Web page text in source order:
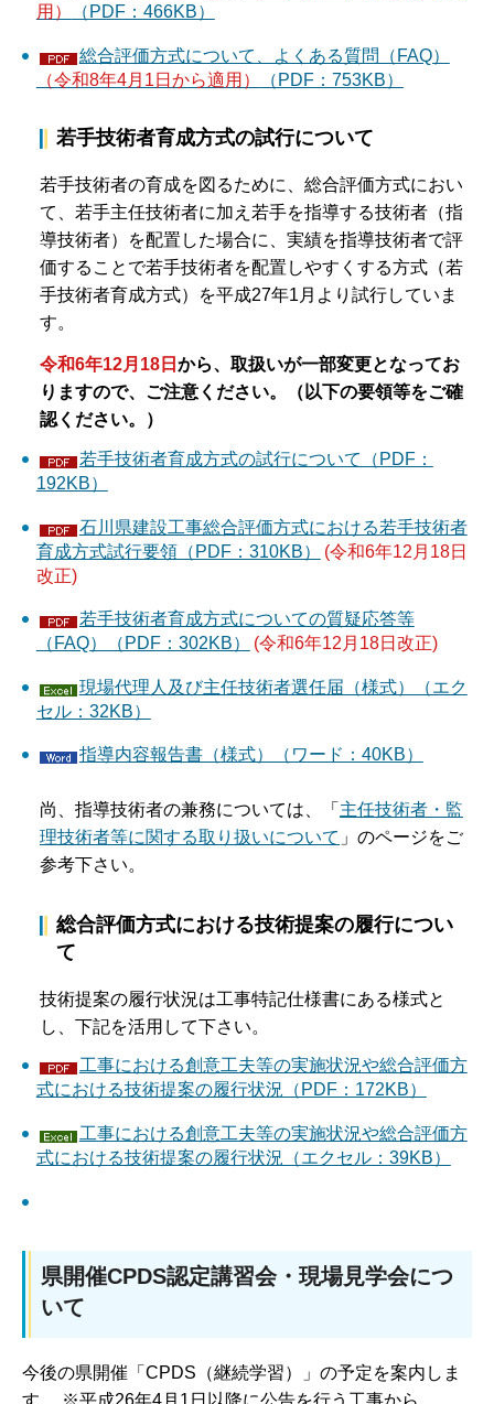
用）
（PDF：466KB）
総合評価方式について、よくある質問（FAQ）
（令和8年4月1日から適用）
（PDF：753KB）
若手技術者育成方式の試行について
若手技術者の育成を図るために、総合評価方式におい
て、若手主任技術者に加え若手を指導する技術者（指
導技術者）を配置した場合に、実績を指導技術者で評
価することで若手技術者を配置しやすくする方式（若
手技術者育成方式）を平成27年1月より試行していま
す。
令和6年12月18日 から、取扱いが一部変更となってお
りますので、ご注意ください。（以下の要領等をご確
認ください。）
若手技術者育成方式の試行について（PDF：
192KB）
石川県建設工事総合評価方式における若手技術者
育成方式試行要領（PDF：310KB）
(令和6年12月18日
改正)
若手技術者育成方式についての質疑応答等
（FAQ）（PDF：302KB）
(令和6年12月18日改正)
現場代理人及び主任技術者選任届（様式）（エク
セル：32KB）
指導内容報告書（様式）（ワード：40KB）
尚、指導技術者の兼務については、「 主任技術者・監
理技術者等に関する取り扱いについて 」のページをご
参考下さい。
総合評価方式における技術提案の履行につい
て
技術提案の履行状況は工事特記仕様書にある様式と
し、下記を活用して下さい。
工事における創意工夫等の実施状況や総合評価方
式における技術提案の履行状況（PDF：172KB）
工事における創意工夫等の実施状況や総合評価方
式における技術提案の履行状況（エクセル：39KB）
県開催CPDS認定講習会・現場見学会につ
いて
今後の県開催「CPDS（継続学習）」の予定を案内しま
す。 ※平成26年4月1日以降に公告を行う工事から